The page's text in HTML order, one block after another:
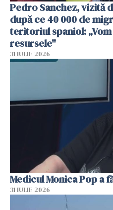
Pedro Sanchez, vizită
după ce 40 000 de
teritoriul spaniol:
resursele"
31 IULIE 2026
Medicul Monica Pop a
31 IULIE 2026